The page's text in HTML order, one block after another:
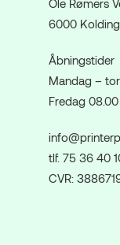
Ole Rømers
6000 Kolding
Åbningstider
Mandag –
Fredag
tlf. 75 36 40
CVR: